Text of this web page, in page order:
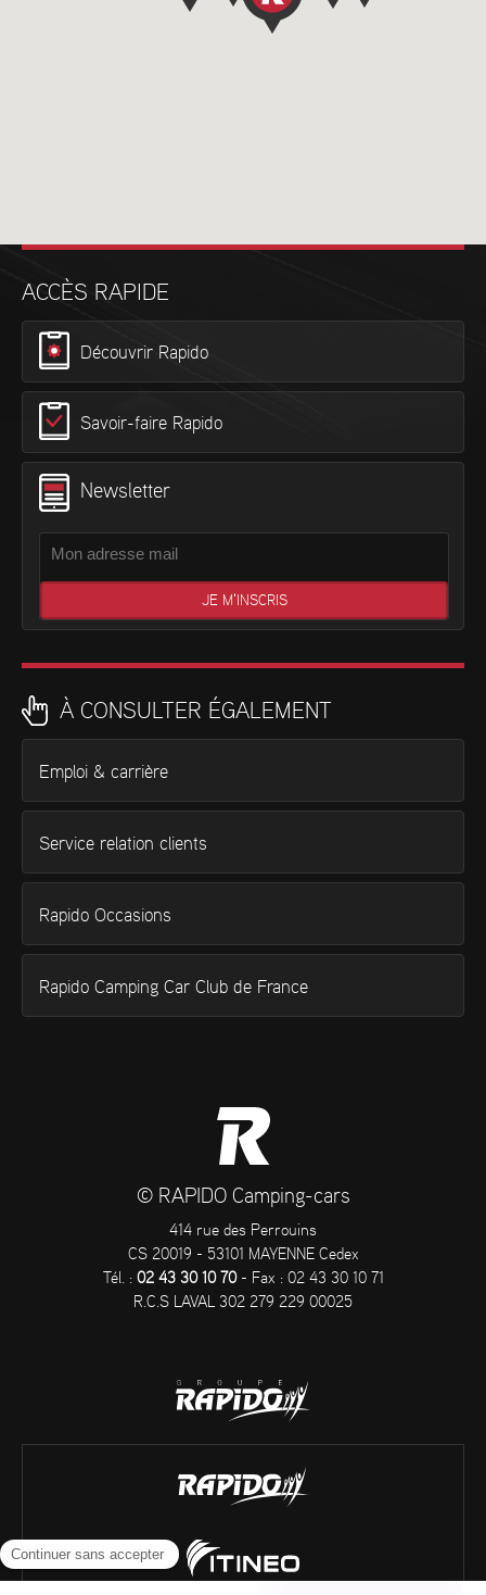
ACCÈS RAPIDE
Découvrir Rapido
Savoir-faire Rapido
Newsletter
À CONSULTER ÉGALEMENT
Emploi & carrière
Service relation clients
Rapido Occasions
Rapido Camping Car Club de France
© RAPIDO Camping-cars
414 rue des Perrouins
CS 20019 - 53101 MAYENNE Cedex
Tél. : 02 43 30 10 70- Fax : 02 43 30 10 71
R.C.S LAVAL 302 279 229 00025